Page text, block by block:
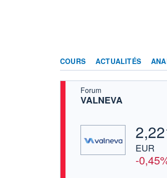
COURS ACTUALITÉS
Forum
VALNEVA
EUR
-